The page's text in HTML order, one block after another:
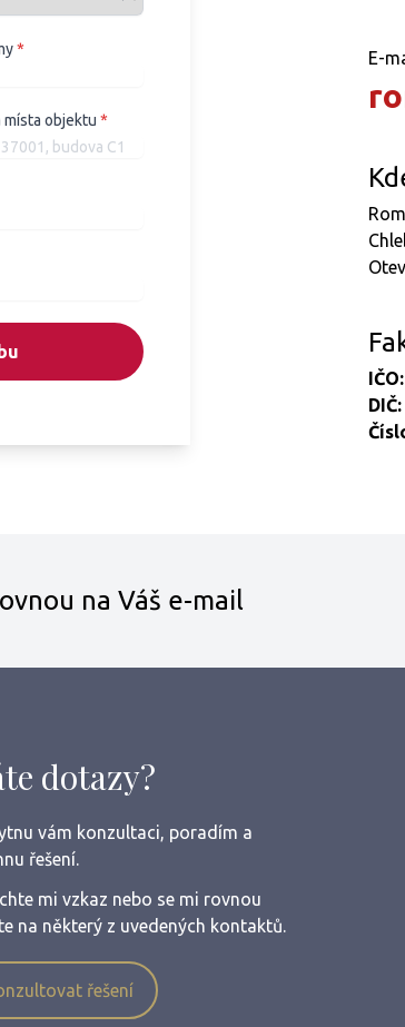
*
místa objektu *
E-
IČO:
DIČ:
na Váš e-mail
dotazy?
vám konzultaci, poradím a
řešení.
mi vzkaz nebo se mi rovnou
na některý z uvedených kontaktů.
řešení